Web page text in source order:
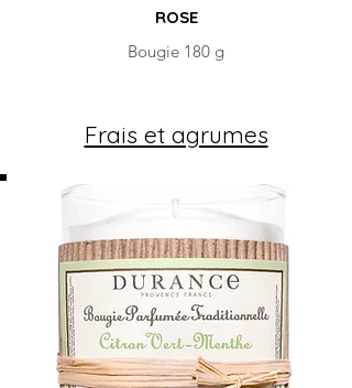
ROSE
Bougie 180 g
Frais et agrumes